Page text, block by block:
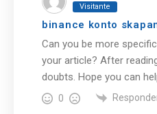
Visitante
binance konto
Can you be more
your article? After
doubts. Hope you can
0